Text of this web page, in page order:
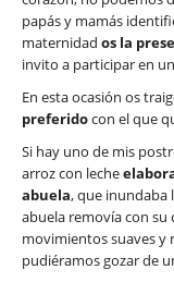
papás y mamás
maternidad os la
invito a participar en un
En esta ocasión os
preferidocon el que
Si hay uno de mis
arroz con leche
abuela, que inundaba
abuela removía con su
movimientos suaves y
pudiéramos gozar de